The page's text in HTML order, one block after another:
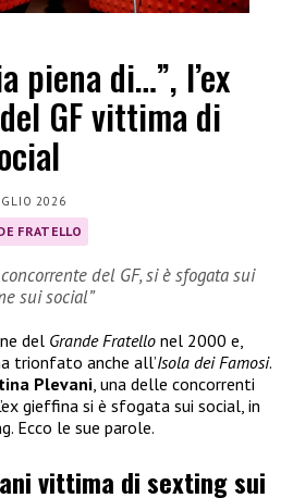
piena di…”, l’ex
GF vittima di
2026
FRATELLO
del GF, si è sfogata sui
sui social”
del Grande Fratello nel 2000 e,
trionfato anche all’Isola dei Famosi.
Plevani , una delle concorrenti
gieffina si è sfogata sui social, in
Ecco le sue parole.
vittima di sexting sui